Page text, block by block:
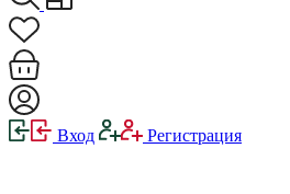
Вход Регистрация